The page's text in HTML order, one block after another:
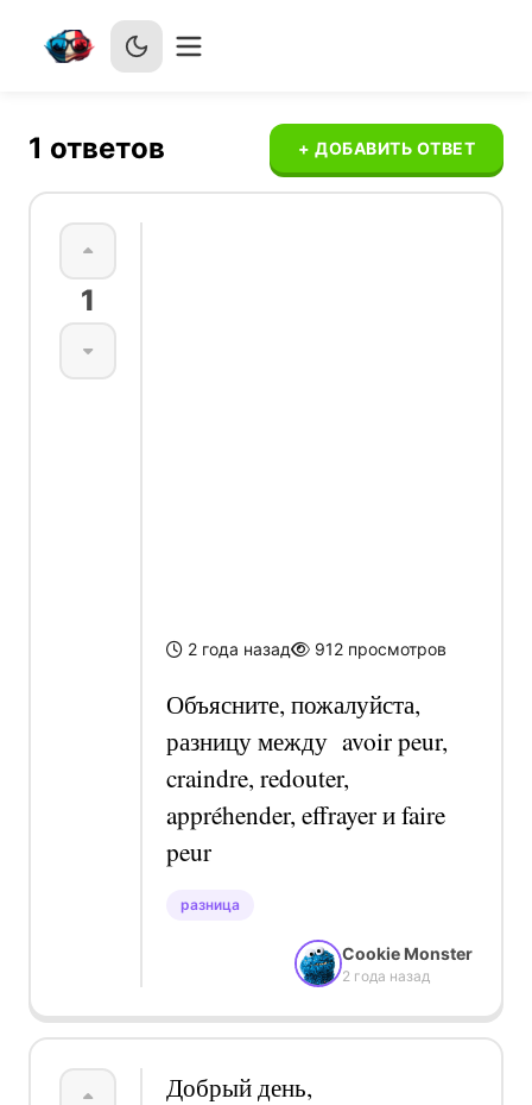
1 ответов + ДОБАВИТЬ ОТВЕТ
1
2 года назад 912 просмотров
Объясните, пожалуйста,
разницу между avoir peur,
craindre, redouter,
appréhender, effrayer и faire
peur
разница
Cookie Monster
2 года назад
Добрый день,